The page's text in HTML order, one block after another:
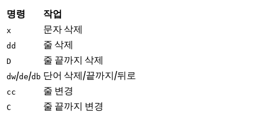
명령 작업
x 문자 삭제
dd 줄 삭제
D 줄 끝까지 삭제
dw/de/db 단어 삭제/끝까지/뒤로
cc 줄 변경
C 줄 끝까지 변경